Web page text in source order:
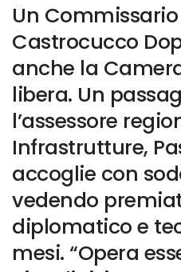
Un
Castrocucco
anche la
libera. Un
l’assessore
Infrastrutture,
accoglie con
vedendo
diplomatico e
mesi. “Opera